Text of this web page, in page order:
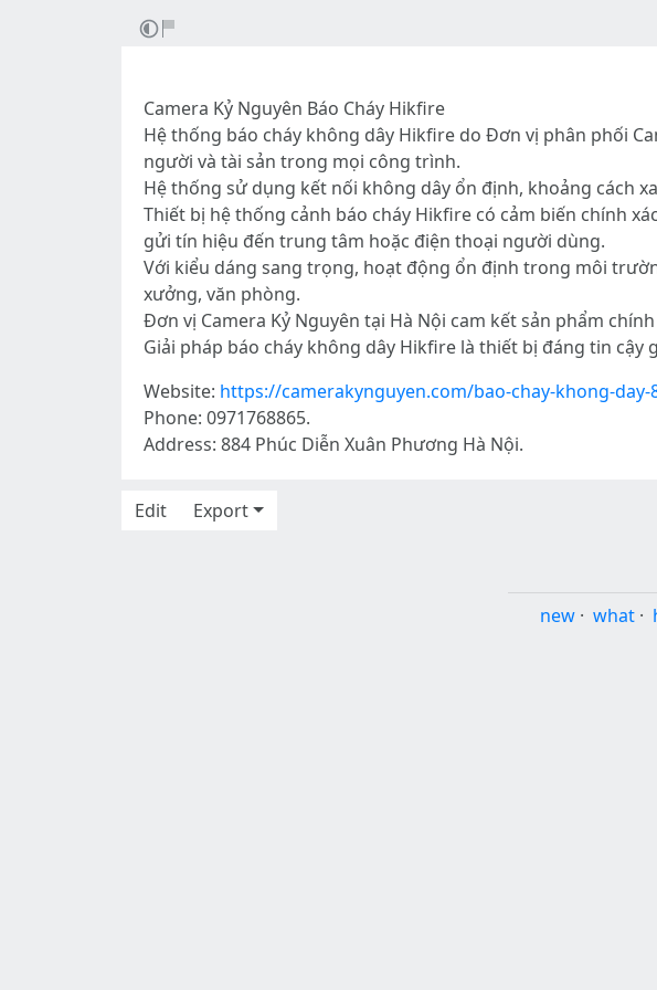
Camera Kỷ Nguyên Báo Cháy Hikfire
Hệ thống báo cháy không dây Hikfire do Đơn vị phân phối
người và tài sản trong mọi công trình.
Hệ thống sử dụng kết nối không dây ổn định, khoảng cách
Thiết bị hệ thống cảnh báo cháy Hikfire có cảm biến chính
gửi tín hiệu đến trung tâm hoặc điện thoại người dùng.
Với kiểu dáng sang trọng, hoạt động ổn định trong môi
xưởng, văn phòng.
Đơn vị Camera Kỷ Nguyên tại Hà Nội cam kết sản phẩm
Giải pháp báo cháy không dây Hikfire là thiết bị đáng tin
Website: https://camerakynguyen.com/bao-chay-khong-day-
Phone: 0971768865.
Address: 884 Phúc Diễn Xuân Phương Hà Nội.
Edit
Export
new · what ·